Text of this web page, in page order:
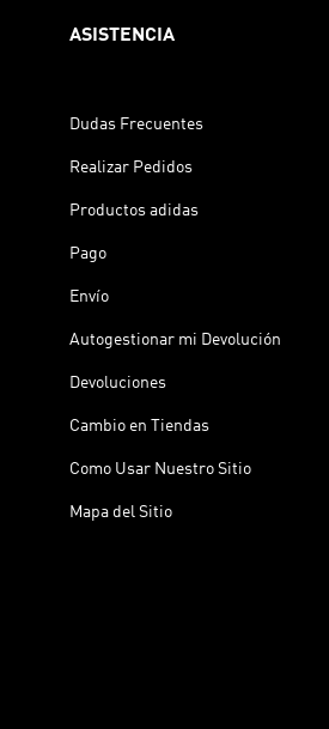
ASISTENCIA
Dudas Frecuentes
Realizar Pedidos
Productos adidas
Pago
Envío
Autogestionar mi Devolución
Devoluciones
Cambio en Tiendas
Como Usar Nuestro Sitio
Mapa del Sitio